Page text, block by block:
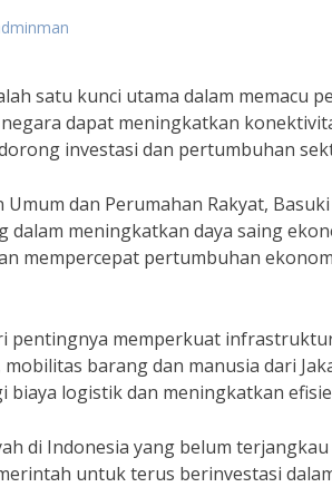
satu kunci utama dalam memacu
dapat meningkatkan
investasi dan pertumbuhan
dan Perumahan Rakyat,
meningkatkan daya saing
mempercepat pertumbuhan
pentingnya memperkuat
barang dan manusia dari
biaya logistik dan meningkatkan
di Indonesia yang belum
untuk terus berinvestasi